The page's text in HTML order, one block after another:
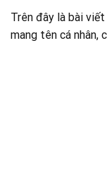
Trên đây là bài
mang tên cá nhân,